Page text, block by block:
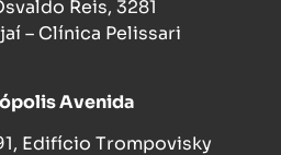
Reis, 3281
– Clínica Pelissari
Avenida
Edifício Trompovisky